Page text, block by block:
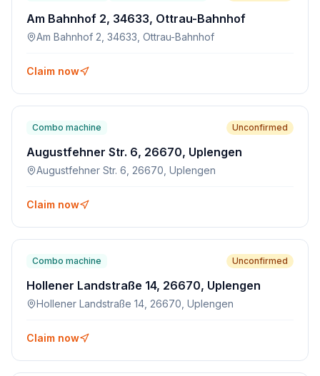
Am Bahnhof 2, 34633, Ottrau-Bahnhof
Am Bahnhof 2, 34633, Ottrau-Bahnhof
Claim now
Combo machine Unconfirmed
Augustfehner Str. 6, 26670, Uplengen
Augustfehner Str. 6, 26670, Uplengen
Claim now
Combo machine Unconfirmed
Hollener Landstraße 14, 26670, Uplengen
Hollener Landstraße 14, 26670, Uplengen
Claim now